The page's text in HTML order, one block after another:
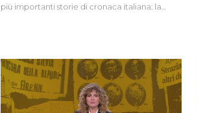
più importanti storie di cronaca italiana: la